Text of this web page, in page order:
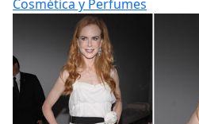
Cosmética y Perfumes